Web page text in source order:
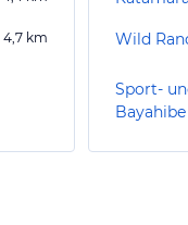
4,7 km Wild
Sport-
Bayahibe